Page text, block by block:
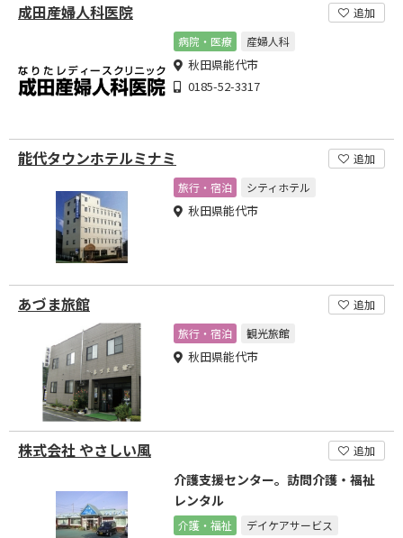
成田産婦人科医院
追加
病院・医療
産婦人科
秋田県能代市
0185-52-3317
能代タウンホテルミナミ
追加
旅行・宿泊
シティホテル
秋田県能代市
あづま旅館
追加
旅行・宿泊
観光旅館
秋田県能代市
株式会社 やさしい風 追加
介護支援センター。訪問介護・福祉
レンタル
介護・福祉 デイケアサービス